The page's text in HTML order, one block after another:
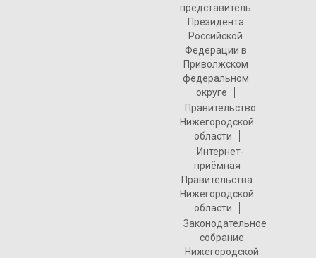
представитель
Президента
Российской
Федерации в
Приволжском
федеральном
округе
Правительство
Нижегородской
области
Интернет-
приёмная
Правительства
Нижегородской
области
Законодательное
собрание
Нижегородской